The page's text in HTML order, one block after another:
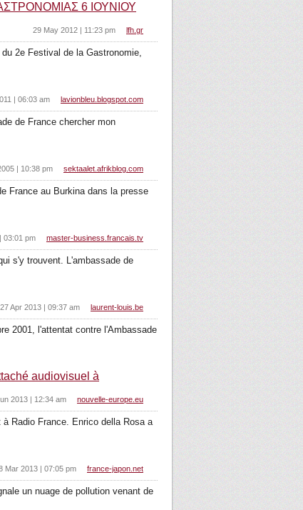
6 ΙΟΥΝΙΟΥ
lfh.gr
29 May 2012 | 11:23 pm
2e Festival de la Gastronomie,
lavionbleu.blogspot.com
| 06:03 am
de France chercher mon
sektaalet.afrikblog.com
| 10:38 pm
France au Burkina dans la presse
master-business.francais.tv
03:01 pm
s'y trouvent. L'ambassade de
laurent-louis.be
27 Apr 2013 | 09:37 am
2001, l'attentat contre l'Ambassade
audiovisuel à
nouvelle-europe.eu
2013 | 12:34 am
Radio France. Enrico della Rosa a
france-japon.net
Mar 2013 | 07:05 pm
un nuage de pollution venant de